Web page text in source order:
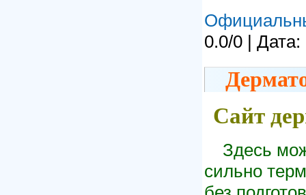
0.0/0 | Дата:
Сайт
Здесь
сильно